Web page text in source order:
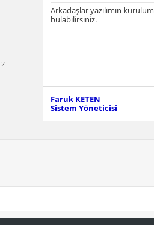
Arkadaşlar yazılımın
bulabilirsiniz.
Faruk KETEN
Sistem Yöneticisi